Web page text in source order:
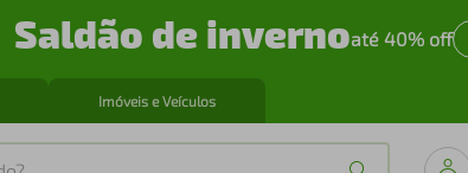
Saldão de invernoaté 40% off
Imóveis e Veículos